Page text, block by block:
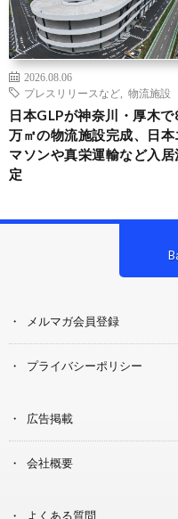
2026.08.06
プレスリリースなど
物流施設
日本GLPが神奈川・厚木で
万㎡の物流施設完成、日本
マソンや真栄運輸など入居
定
メルマガ会員登録
プライバシーポリシー
広告掲載
会社概要
よくある質問